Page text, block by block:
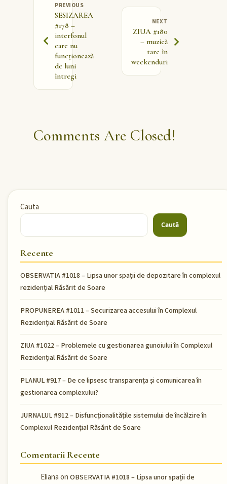
PREVIOUS
SESIZAREA
#178 –
interfonul
care nu
funcționează
de luni
întregi
NEXT
ZIUA #180
– muzică
tare în
weekenduri
Comments Are Closed!
Cauta
Caută
Recente
OBSERVATIA #1018 – Lipsa unor spații de depozitare în complexul
rezidențial Răsărit de Soare
PROPUNEREA #1011 – Securizarea accesului în Complexul
Rezidențial Răsărit de Soare
ZIUA #1022 – Problemele cu gestionarea gunoiului în Complexul
Rezidențial Răsărit de Soare
PLANUL #917 – De ce lipsesc transparența și comunicarea în
gestionarea complexului?
JURNALUL #912 – Disfuncționalitățile sistemului de încălzire în
Complexul Rezidențial Răsărit de Soare
Comentarii Recente
Elianaon OBSERVATIA #1018 – Lipsa unor spații de